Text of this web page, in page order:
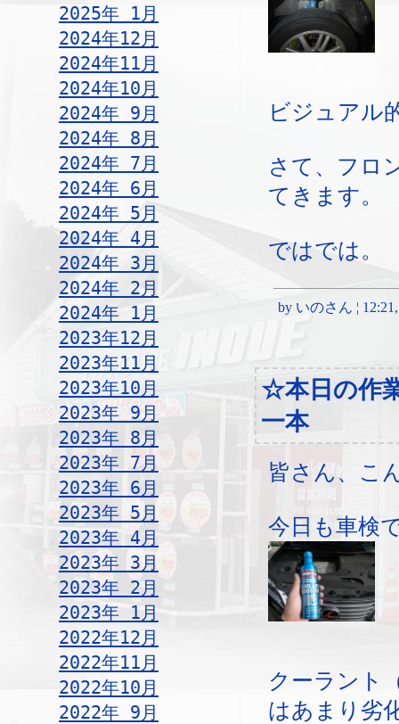
2025年 1月
2024年12月
2024年11月
2024年10月
2024年 9月
2024年 8月
2024年 7月
2024年 6月
2024年 5月
2024年 4月
2024年 3月
2024年 2月
2024年 1月
2023年12月
2023年11月
2023年10月
2023年 9月
2023年 8月
2023年 7月
2023年 6月
2023年 5月
2023年 4月
2023年 3月
2023年 2月
2023年 1月
2022年12月
2022年11月
2022年10月
2022年 9月
ビジュアル
さて、フロ
てきます。
ではでは。
by いのさん ¦
☆本日の作
一本
皆さん、こ
今日も車検
クーラント
はあまり劣